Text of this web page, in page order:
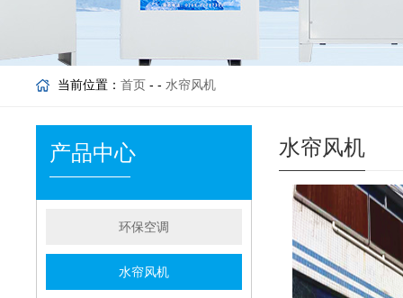
当前位置： 首页 - - 水帘风机
产品中心
环保空调
水帘风机
水帘风机